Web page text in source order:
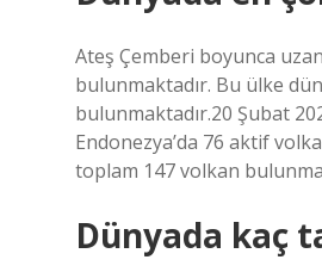
Ateş Çemberi boyunca
bulunmaktadır. Bu ülke
bulunmaktadır.20 Şubat
Endonezya’da 76 aktif
toplam 147 volkan
Dünyada kaç